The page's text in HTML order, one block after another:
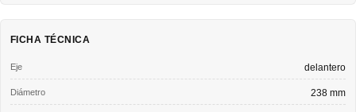
FICHA TÉCNICA
Eje delantero
Diámetro 238 mm